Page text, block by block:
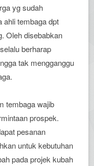
yg sudah
ahli tembaga dpt
Oleh disebabkan
berharap
tak mengganggu
tembaga wajib
prospek.
pesanan
untuk kebutuhan
pada projek kubah